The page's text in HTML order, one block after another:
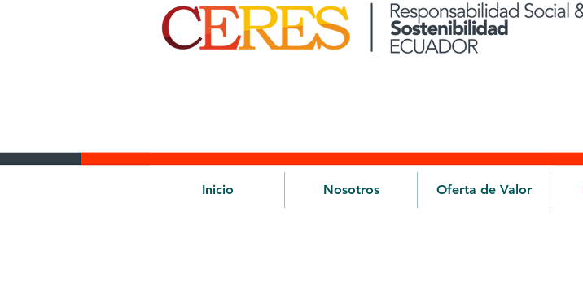
Inicio Nosotros Oferta de Valor